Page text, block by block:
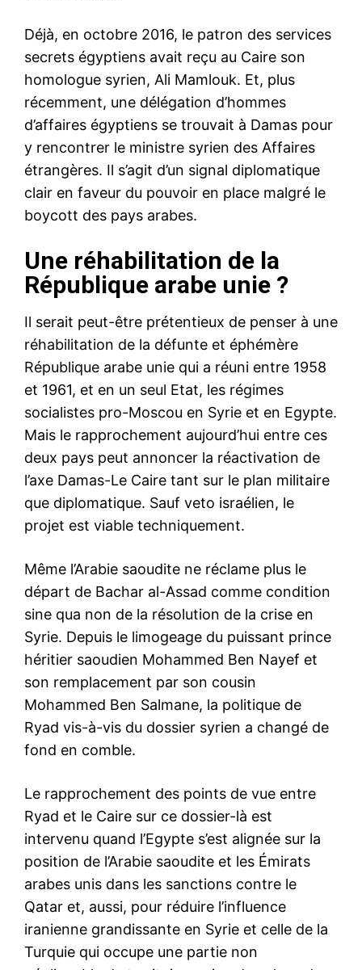
Déjà, en octobre 2016, le patron des services
secrets égyptiens avait reçu au Caire son
homologue syrien, Ali Mamlouk. Et, plus
récemment, une délégation d’hommes
d’affaires égyptiens se trouvait à Damas pour
y rencontrer le ministre syrien des Affaires
étrangères. Il s’agit d’un signal diplomatique
clair en faveur du pouvoir en place malgré le
boycott des pays arabes.
Une réhabilitation de la
République arabe unie ?
Il serait peut-être prétentieux de penser à une
réhabilitation de la défunte et éphémère
République arabe unie qui a réuni entre 1958
et 1961, et en un seul Etat, les régimes
socialistes pro-Moscou en Syrie et en Egypte.
Mais le rapprochement aujourd’hui entre ces
deux pays peut annoncer la réactivation de
l’axe Damas-Le Caire tant sur le plan militaire
que diplomatique. Sauf veto israélien, le
projet est viable techniquement.
Même l’Arabie saoudite ne réclame plus le
départ de Bachar al-Assad comme condition
sine qua non de la résolution de la crise en
Syrie. Depuis le limogeage du puissant prince
héritier saoudien Mohammed Ben Nayef et
son remplacement par son cousin
Mohammed Ben Salmane, la politique de
Ryad vis-à-vis du dossier syrien a changé de
fond en comble.
Le rapprochement des points de vue entre
Ryad et le Caire sur ce dossier-là est
intervenu quand l’Egypte s’est alignée sur la
position de l’Arabie saoudite et les Émirats
arabes unis dans les sanctions contre le
Qatar et, aussi, pour réduire l’influence
iranienne grandissante en Syrie et celle de la
Turquie qui occupe une partie non